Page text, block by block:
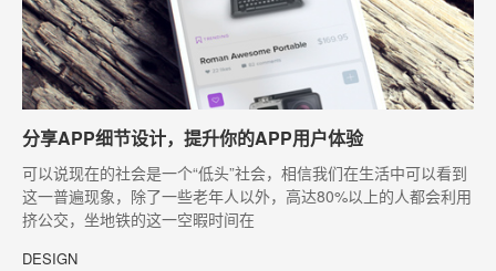
分享APP细节设计，提升你的APP用户体验
可以说现在的社会是一个“低头”社会，相信我们在生活中可以看到
这一普遍现象，除了一些老年人以外，高达80%以上的人都会利用
挤公交，坐地铁的这一空暇时间在
DESIGN